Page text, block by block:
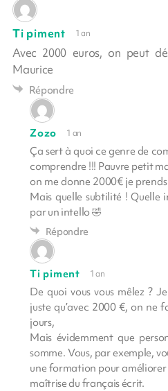
Ti piment 1 an
Avec 2000 euros, on peut
Maurice
Répondre
Zozo 1 an
Ça sert à quoi ce genre de
comprendre !!! Pauvre petit
on me donne 2000€ je prends
Mais quelle subtilité ! Quelle
par un intello 🤣
Répondre
Ti piment 1 an
De quoi vous vous mêlez ?
juste qu’avec 2000 €, on ne
jours,
Mais évidemment que
somme. Vous, par exemple,
une formation pour
maîtrise du français écrit.